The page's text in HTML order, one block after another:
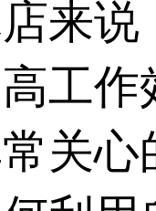
来说
工作
关心